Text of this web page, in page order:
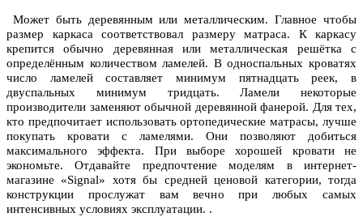
Может быть деревянным или металлическим. Главное чтобы
размер каркаса соответствовал размеру матраса. К каркасу
крепится обычно деревянная или металлическая решётка с
определённым количеством ламелей. В односпальных кроватях
число ламелей составляет минимум пятнадцать реек, в
двуспальных минимум тридцать. Ламели некоторые
производители заменяют обычной деревянной фанерой. Для тех,
кто предпочитает использовать ортопедические матрасы, лучше
покупать кровати с ламелями. Они позволяют добиться
максимального эффекта. При выборе хорошей кровати не
экономьте. Отдавайте предпочтение моделям в интернет-
магазине «Signal» хотя бы средней ценовой категории, тогда
конструкции прослужат вам вечно при любых самых
интенсивных условиях эксплуатации. .